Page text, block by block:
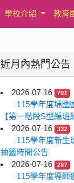
學校介紹 教育
近月內熱門公告
2026-07-16 701
115學年度埔鹽
【第一階段S型編班
2026-07-16
332
115學年度新生
抽籤時間公告
2026-07-16
287
115學年度導師